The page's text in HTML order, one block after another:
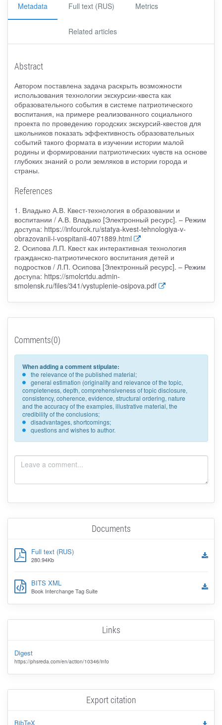
Metadata Full text (RUS) Metrics
Related articles
Abstract
Автором поставлена задача раскрыть возможности
использования технологии экскурсии-квеста как
образовательного события в системе патриотического
воспитания, на примере реализованного социального
проекта по проведению городских экскурсий-квестов для
школьников показать эффективность образовательных
событий такого формата в изучении истории малой
родины и формировании патриотических чувств на основе
глубоких знаний о роли земляков в истории города и
страны.
References
1. Владыко А.В. Квест-технология в образовании и
воспитании / А.В. Владыко [Электронный ресурс]. – Режим
доступа: https://infourok.ru/statya-kvest-tehnologiya-v-
obrazovanii-i-vospitanii-4071889.html
2. Осипова Л.П. Квест как интерактивная технология
гражданско-патриотического воспитания детей и
подростков / Л.П. Осипова [Электронный ресурс]. – Режим
доступа: https://smolcrtdu.admin-
smolensk.ru/files/341/vystuplenie-osipova.pdf
Comments(0)
When adding a comment stipulate:
the relevance of the published material;
general estimation (originality and relevance of the topic,
completeness, depth, comprehensiveness of topic disclosure,
consistency, coherence, evidence, structural ordering, nature
and the accuracy of the examples, illustrative material, the
credibility of the conclusions;
disadvantages, shortcomings;
questions and wishes to author.
Documents
Full text (RUS)
280.94Kb
BITS XML
Book Interchange Tag Suite
Links
Digest
https://phsreda.com/en/action/10346/info
Export citation
BibTeX